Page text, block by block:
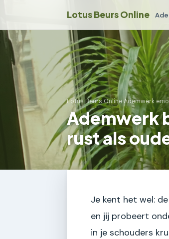
Lotus Beurs Online
Lotus Beurs Online›Ademwerk
Ademwerk
rust als
Je kent het wel:
en jij probeert
in je schouders